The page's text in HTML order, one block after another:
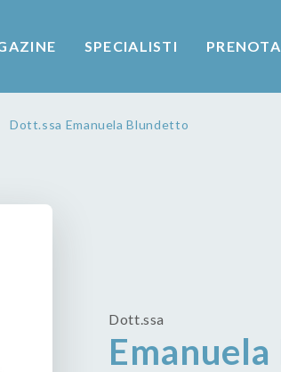
SPECIALISTI PRENOTA
Dott.ssa Emanuela Blundetto
Dott.ssa